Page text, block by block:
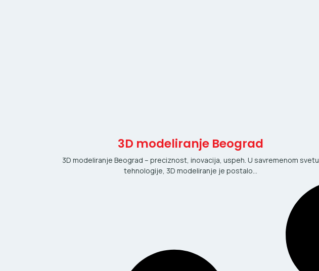
3D modeliranje Beograd
3D modeliranje Beograd – preciznost, inovacija, uspeh. U savremenom svetu
tehnologije, 3D modeliranje je postalo…